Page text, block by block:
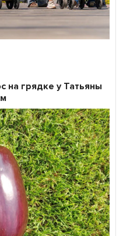
на грядке у Татьяны